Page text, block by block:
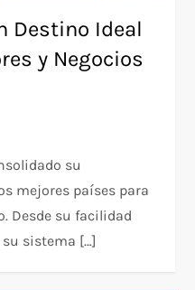
Destino Ideal
y Negocios
su
mejores países para
Desde su facilidad
su sistema […]